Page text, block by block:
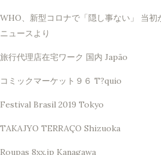
WHO、新型コロナで「隠し事ない」 当初
ニュースより
旅行代理店在宅ワーク 国内 Japão
コミックマーケット９６ T?quio
Festival Brasil 2019 Tokyo
TAKAJYO TERRAÇO Shizuoka
Roupas 8xx.jp Kanagawa